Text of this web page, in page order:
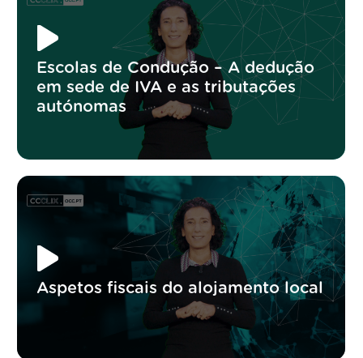
Escolas de Condução – A dedução
em sede de IVA e as tributações
autónomas
Aspetos fiscais do alojamento local